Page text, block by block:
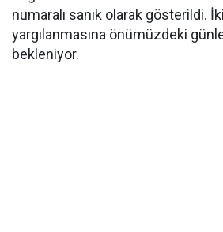
numaralı sanık olarak gösterildi. İki
yargılanmasına önümüzdeki
bekleniyor.